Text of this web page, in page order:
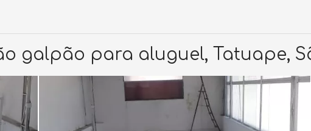
galpão para aluguel, Tatuape,